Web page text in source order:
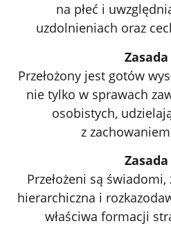
na płeć i
uzdolnieniach oraz
Zasada
Przełożony jest gotów
nie tylko w sprawach
osobistych,
z
Zasada
Przełożeni są
hierarchiczna i
właściwa formacji